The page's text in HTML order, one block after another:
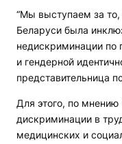
“Мы выступаем за то,
Беларуси была
недискриминации по
и гендерной
представительница
Для этого, по мнению
дискриминации в
медицинских и